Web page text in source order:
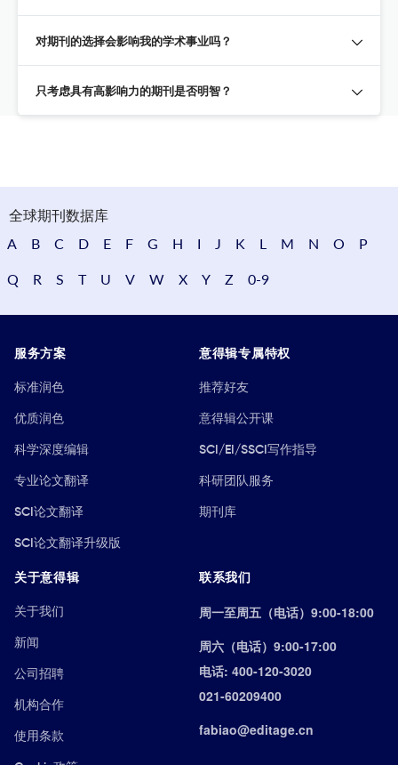
对期刊的选择会影响我的学术事业吗？
只考虑具有高影响力的期刊是否明智？
全球期刊数据库
A
B C D E F G H I J K L M N O P
Q R S T U V W X Y Z 0-9